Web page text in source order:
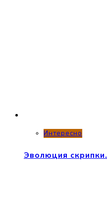
Интересно
Эволюция скрипки.